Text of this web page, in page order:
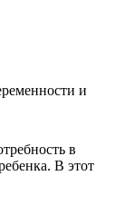
и
в
В этот